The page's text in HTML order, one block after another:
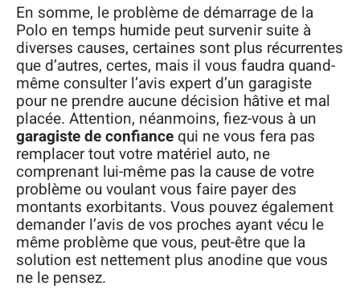
En somme, le problème de démarrage de la
Polo en temps humide peut survenir suite à
diverses causes, certaines sont plus récurrentes
que d’autres, certes, mais il vous faudra quand-
même consulter l’avis expert d’un garagiste
pour ne prendre aucune décision hâtive et mal
placée. Attention, néanmoins, fiez-vous à un
garagiste de confiance qui ne vous fera pas
remplacer tout votre matériel auto, ne
comprenant lui-même pas la cause de votre
problème ou voulant vous faire payer des
montants exorbitants. Vous pouvez également
demander l’avis de vos proches ayant vécu le
même problème que vous, peut-être que la
solution est nettement plus anodine que vous
ne le pensez.